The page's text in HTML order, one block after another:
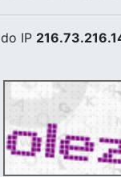
do IP